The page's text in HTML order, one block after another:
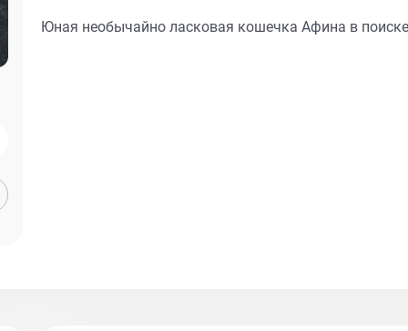
Юная необычайно ласковая кошечка Афина в